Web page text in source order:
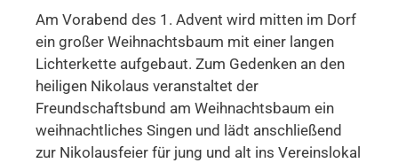
Am Vorabend des 1. Advent wird mitten im Dorf
ein großer Weihnachtsbaum mit einer langen
Lichterkette aufgebaut. Zum Gedenken an den
heiligen Nikolaus veranstaltet der
Freundschaftsbund am Weihnachtsbaum ein
weihnachtliches Singen und lädt anschließend
zur Nikolausfeier für jung und alt ins Vereinslokal